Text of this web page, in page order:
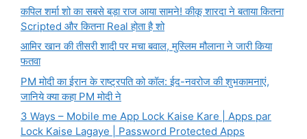
कपिल शर्मा शो का सबसे बड़ा राज आया सामने! कीकू शारदा ने बताया कितना
Scripted और कितना Real होता है शो
आमिर खान की तीसरी शादी पर मचा बवाल, मुस्लिम मौलाना ने जारी किया
फतवा
PM मोदी का ईरान के राष्ट्रपति को कॉल: ईद-नवरोज की शुभकामनाएं,
जानिये क्या कहा PM मोदी ने
3 Ways – Mobile me App Lock Kaise Kare | Apps par
Lock Kaise Lagaye | Password Protected Apps